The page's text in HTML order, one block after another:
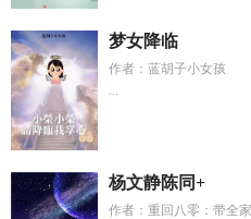
梦女降临
作者：蓝胡子小女孩
...
杨文静陈同+
作者：重回八零：带全